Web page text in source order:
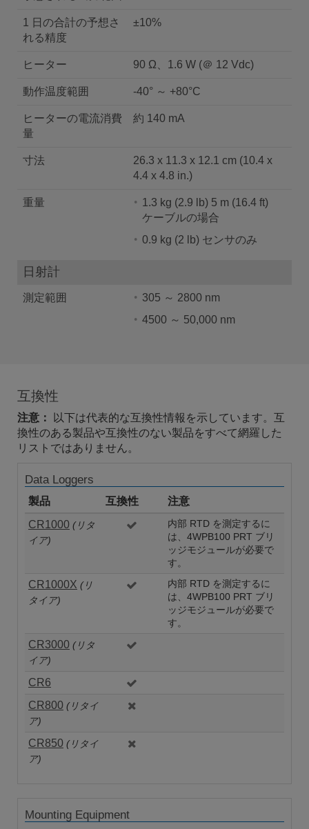
1 日の合計の予想さ
れる精度
±10%
ヒーター 90 Ω、1.6 W (＠ 12 Vdc)
動作温度範囲 -40° ～ +80°C
ヒーターの電流消費
量
約 140 mA
寸法
26.3 x 11.3 x 12.1 cm (10.4 x
4.4 x 4.8 in.)
重量
1.3 kg (2.9 lb) 5 m (16.4 ft)
ケーブルの場合
0.9 kg (2 lb) センサのみ
日射計
測定範囲
305 ～ 2800 nm
4500 ～ 50,000 nm
互換性
注意：
以下は代表的な互換性情報を示しています。互
換性のある製品や互換性のない製品をすべて網羅した
リストではありません。
Data Loggers
製品 互換性
注意
CR1000 (リタ
イア)
内部 RTD を測定するに
は、4WPB100 PRT ブリ
ッジモジュールが必要で
す。
CR1000X (リ
タイア)
内部 RTD を測定するに
は、4WPB100 PRT ブリ
ッジモジュールが必要で
す。
CR3000 (リタ
イア)
CR6
CR800 (リタイ
ア)
CR850 (リタイ
ア)
Mounting Equipment